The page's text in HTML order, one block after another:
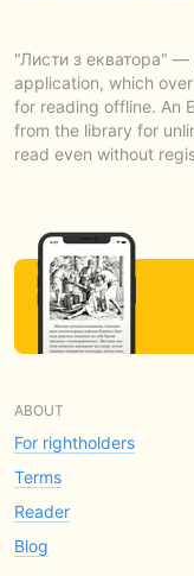
"Листи з екватора"
application, which
for reading offline. An
from the library for
read even without
ABOUT
For rightholders
Terms
Reader
Blog